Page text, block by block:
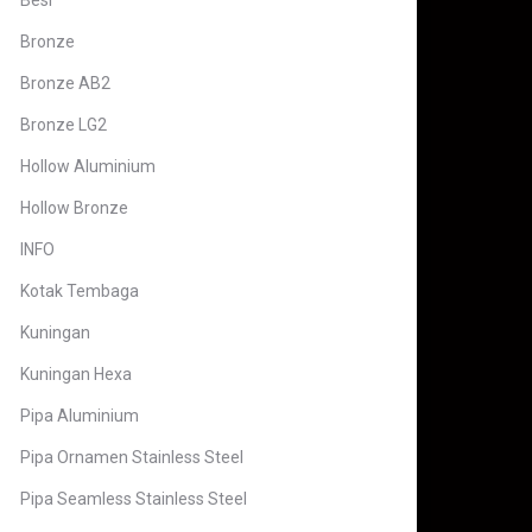
Bronze
Bronze AB2
Bronze LG2
Hollow Aluminium
Hollow Bronze
INFO
Kotak Tembaga
Kuningan
Kuningan Hexa
Pipa Aluminium
Pipa Ornamen Stainless Steel
Pipa Seamless Stainless Steel